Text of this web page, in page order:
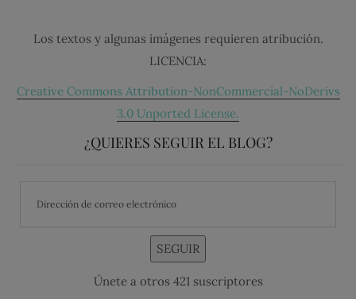
Los textos y algunas imágenes requieren atribución.
LICENCIA:
Creative Commons Attribution-NonCommercial-NoDerivs
3.0 Unported License.
¿QUIERES SEGUIR EL BLOG?
SEGUIR
Únete a otros 421 suscriptores